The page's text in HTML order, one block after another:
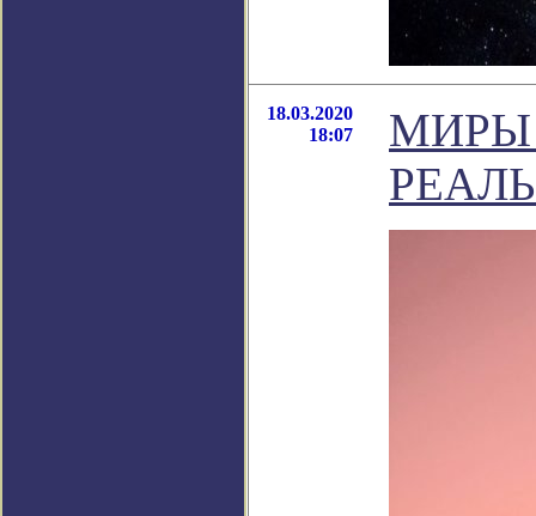
18.03.2020
18:07
МИРЫ